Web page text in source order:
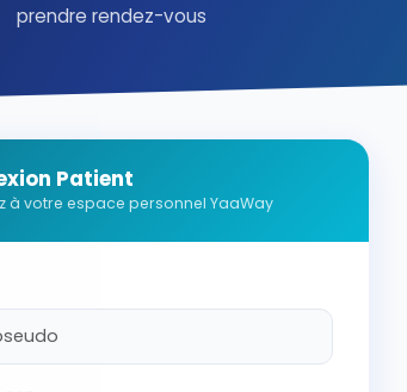
prendre rendez-vous
Patient
à votre espace personnel YaaWay